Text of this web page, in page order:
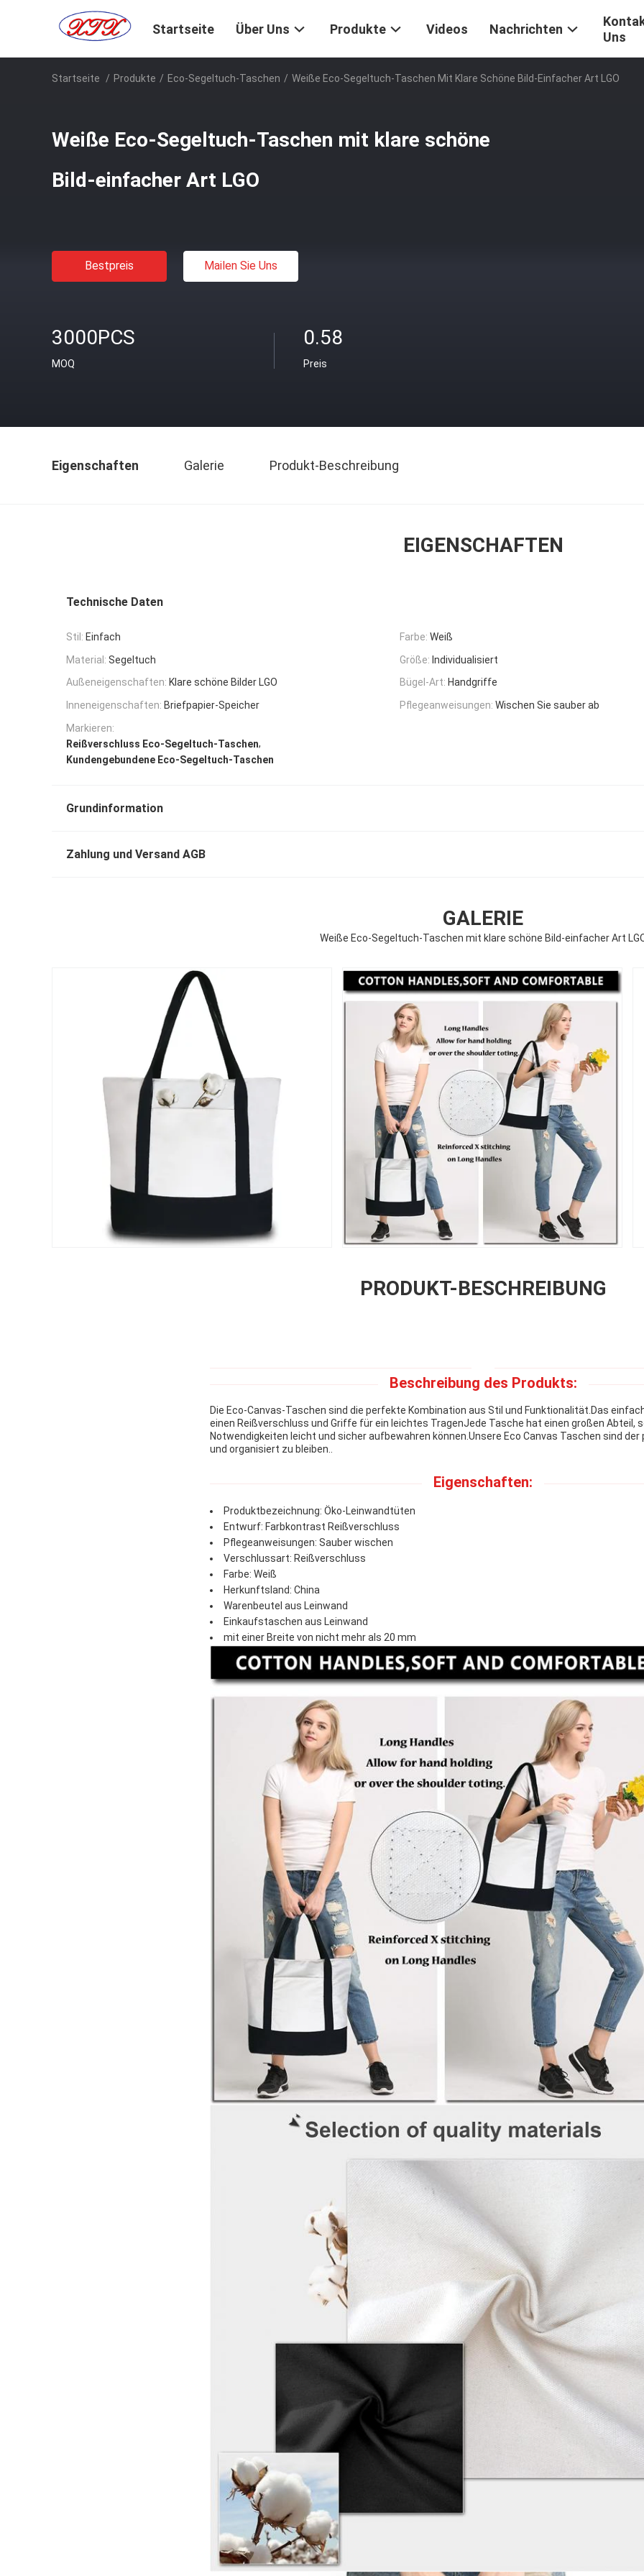
Startseite Über Uns Produkte Videos Nachrichten
Uns
Startseite / Produkte / Eco-Segeltuch-Taschen / Weiße Eco-Segeltuch-Taschen Mit Klare Schöne Bild-Einfacher Art LGO
Weiße Eco-Segeltuch-Taschen mit klare schöne
Bild-einfacher Art LGO
Bestpreis Mailen Sie Uns
3000PCS
MOQ
0.58
Preis
Eigenschaften Galerie Produkt-Beschreibung
EIGENSCHAFTEN
Technische Daten
Stil: Einfach Farbe: Weiß
Material: Segeltuch Größe: Individualisiert
Außeneigenschaften: Klare schöne Bilder LGO Bügel-Art: Handgriffe
Inneneigenschaften: Briefpapier-Speicher Pflegeanweisungen: Wischen Sie sauber ab
Markieren:
Reißverschluss Eco-Segeltuch-Taschen,
Kundengebundene Eco-Segeltuch-Taschen
Grundinformation
Zahlung und Versand AGB
GALERIE
Weiße Eco-Segeltuch-Taschen mit klare schöne Bild-einfacher Art
PRODUKT-BESCHREIBUNG
Beschreibung des Produkts:
Die Eco-Canvas-Taschen sind die perfekte Kombination aus Stil und Funktionalität.Das
einen Reißverschluss und Griffe für ein leichtes TragenJede Tasche hat einen großen Abteil,
Notwendigkeiten leicht und sicher aufbewahren können.Unsere Eco Canvas Taschen sind
und organisiert zu bleiben..
Eigenschaften:
Produktbezeichnung: Öko-Leinwandtüten
Entwurf: Farbkontrast Reißverschluss
Pflegeanweisungen: Sauber wischen
Verschlussart: Reißverschluss
Farbe: Weiß
Herkunftsland: China
Warenbeutel aus Leinwand
Einkaufstaschen aus Leinwand
mit einer Breite von nicht mehr als 20 mm